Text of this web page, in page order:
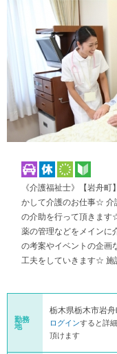
《介護福祉士》【岩舟
かして介護のお仕事☆ 介
の介助を行って頂きます
薬の管理などをメインに
の考案やイベントの企画
工夫をしていきます☆ 施
勤務
地
栃木県栃木市岩
ログインすると詳
頂けます